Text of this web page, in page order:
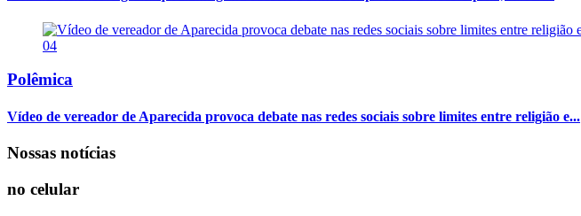
04
Polêmica
Vídeo de vereador de Aparecida provoca debate nas redes sociais sobre limites entre religião e...
Nossas notícias
no celular